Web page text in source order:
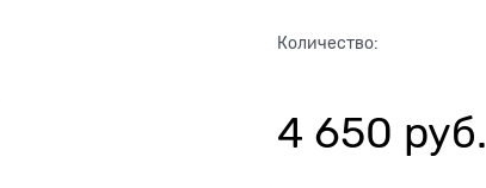
Количество:
4 650 руб.